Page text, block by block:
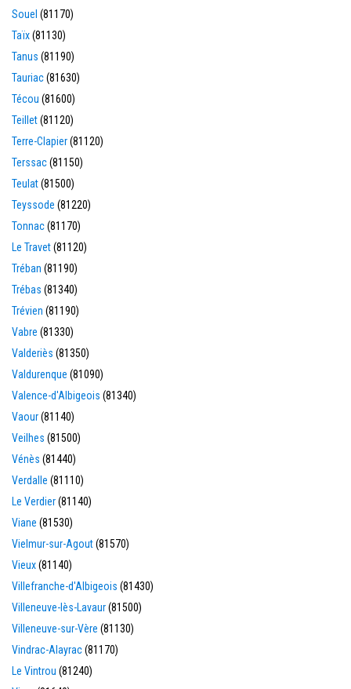
Souel (81170)
Taïx(81130)
Tanus (81190)
Tauriac(81630)
Técou (81600)
Teillet(81120)
Terre-Clapier(81120)
Terssac(81150)
Teulat(81500)
Teyssode (81220)
Tonnac(81170)
Le Travet(81120)
Tréban (81190)
Trébas (81340)
Trévien (81190)
Vabre (81330)
Valderiès (81350)
Valdurenque (81090)
Valence-d'Albigeois (81340)
Vaour(81140)
Veilhes (81500)
Vénès (81440)
Verdalle (81110)
Le Verdier(81140)
Viane (81530)
Vielmur-sur-Agout(81570)
Vieux(81140)
Villefranche-d'Albigeois (81430)
Villeneuve-lès-Lavaur(81500)
Villeneuve-sur-Vère (81130)
Vindrac-Alayrac(81170)
Le Vintrou (81240)